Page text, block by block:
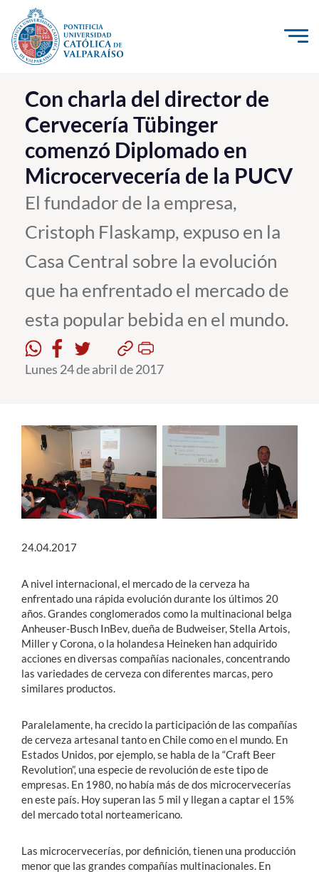
Click acá para ir directamente al contenido
La Universidad
Investigación, Creación e Innovación
PUCV Internacional
Vinculación con el Medio
Admisión
Pregrado
Postgrado
Formación Continua
Estudiantes
Alumni
English
Con charla del director de
Cervecería Tübinger
comenzó Diplomado en
Microcervecería de la PUCV
El fundador de la empresa,
Cristoph Flaskamp, expuso en la
Casa Central sobre la evolución
que ha enfrentado el mercado de
esta popular bebida en el mundo.
Lunes 24 de abril de 2017
24.04.2017
A nivel internacional, el mercado de la cerveza ha
enfrentado una rápida evolución durante los últimos 20
años. Grandes conglomerados como la multinacional belga
Anheuser-Busch InBev, dueña de Budweiser, Stella Artois,
Miller y Corona, o la holandesa Heineken han adquirido
acciones en diversas compañías nacionales, concentrando
las variedades de cerveza con diferentes marcas, pero
similares productos.
Paralelamente, ha crecido la participación de las compañías
de cerveza artesanal tanto en Chile como en el mundo. En
Estados Unidos, por ejemplo, se habla de la “Craft Beer
Revolution”, una especie de revolución de este tipo de
empresas. En 1980, no había más de dos microcervecerías
en este país. Hoy superan las 5 mil y llegan a captar el 15%
del mercado total norteamericano.
Las microcervecerías, por definición, tienen una producción
menor que las grandes compañías multinacionales. En